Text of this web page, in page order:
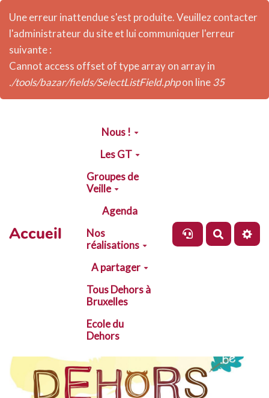
Une erreur inattendue s'est produite. Veuillez contacter
l'administrateur du site et lui communiquer l'erreur
suivante :
Cannot access offset of type array on array in
./tools/bazar/fields/SelectListField.phpon line35
Aller au contenu principal
Accueil
Nous !
Les GT
Groupes de
Veille
Agenda
Nos
réalisations
A partager
Tous Dehors à
Bruxelles
Ecole du
Dehors